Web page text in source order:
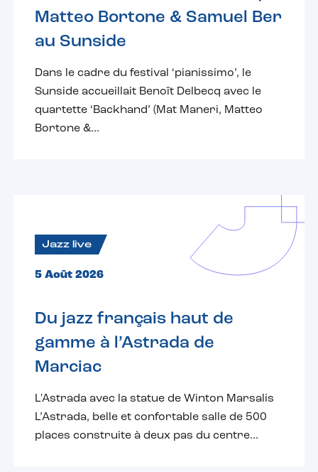
Matteo Bortone & Samuel Ber
au Sunside
Dans le cadre du festival ‘pianissimo’, le
Sunside accueillait Benoît Delbecq avec le
quartette ‘Backhand’ (Mat Maneri, Matteo
Bortone &...
Jazz live
5 Août 2026
Du jazz français haut de
gamme à l’Astrada de
Marciac
L'Astrada avec la statue de Winton Marsalis
L’Astrada, belle et confortable salle de 500
places construite à deux pas du centre...